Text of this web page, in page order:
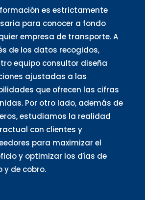
es estrictamente
para conocer a fondo
empresa de transporte. A
de los datos recogidos,
equipo consultor diseña
ajustadas a las
que ofrecen las cifras
Por otro lado, además de
estudiamos la realidad
con clientes y
para maximizar el
y optimizar los días de
y de cobro.